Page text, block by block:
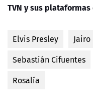
TVN y sus
Elvis Presley
Sebastián Cifuentes
Rosalía